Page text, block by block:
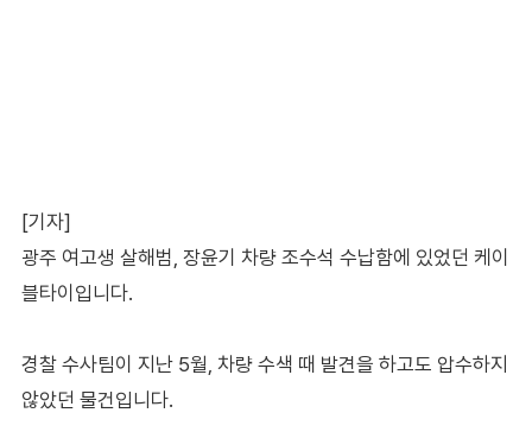
[기자]
광주 여고생 살해범, 장윤기 차량 조수석 수납함에 있었던 케이
블타이입니다.
경찰 수사팀이 지난 5월, 차량 수색 때 발견을 하고도 압수하지
않았던 물건입니다.